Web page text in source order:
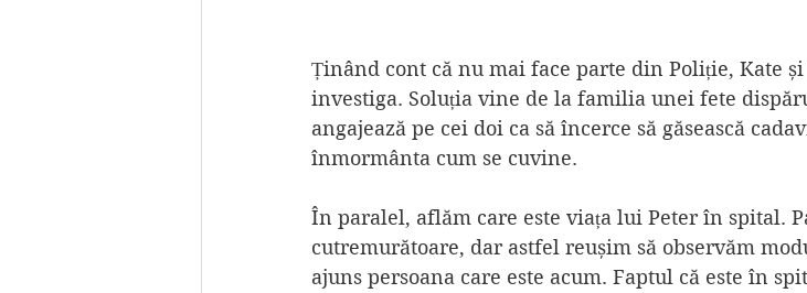
Ținând cont că nu mai face parte din Poliție, Kate
investiga. Soluția vine de la familia unei fete
angajează pe cei doi ca să încerce să găsească
înmormânta cum se cuvine.
În paralel, aflăm care este viața lui Peter în spital.
cutremurătoare, dar astfel reușim să observăm
ajuns persoana care este acum. Faptul că este în